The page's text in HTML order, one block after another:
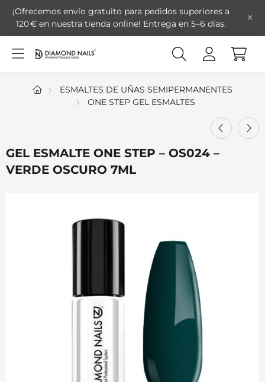
¡Ofrecemos envío gratuito para pedidos superiores a
120 € en nuestra tienda online! Entrega en 5–6 días.
ESMALTES DE UÑAS SEMIPERMANENTES
ONE STEP GEL ESMALTES
GEL ESMALTE ONE STEP – OS024 –
VERDE OSCURO 7ML